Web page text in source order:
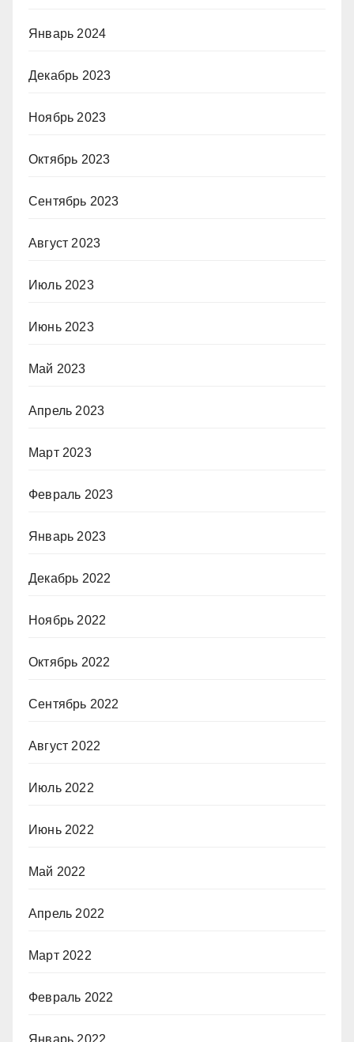
Январь 2024
Декабрь 2023
Ноябрь 2023
Октябрь 2023
Сентябрь 2023
Август 2023
Июль 2023
Июнь 2023
Май 2023
Апрель 2023
Март 2023
Февраль 2023
Январь 2023
Декабрь 2022
Ноябрь 2022
Октябрь 2022
Сентябрь 2022
Август 2022
Июль 2022
Июнь 2022
Май 2022
Апрель 2022
Март 2022
Февраль 2022